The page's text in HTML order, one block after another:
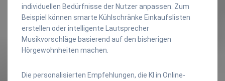
individuellen Bedürfnisse der Nutzer anpassen. Zum
Beispiel können smarte Kühlschränke Einkaufslisten
erstellen oder intelligente Lautsprecher
Musikvorschläge basierend auf den bisherigen
Hörgewohnheiten machen.
Die personalisierten Empfehlungen, die KI in Online-